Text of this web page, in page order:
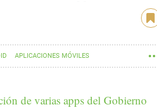
APLICACIONES MÓVILES
de varias apps del Gobierno